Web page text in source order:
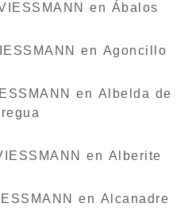
en Ábalos
en Agoncillo
en Albelda de
Iregua
en Alberite
en Alcanadre